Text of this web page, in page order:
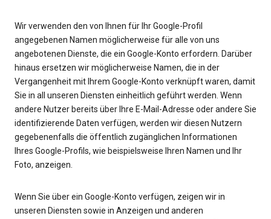
Wir verwenden den von Ihnen für Ihr Google-Profil
angegebenen Namen möglicherweise für alle von uns
angebotenen Dienste, die ein Google-Konto erfordern. Darüber
hinaus ersetzen wir möglicherweise Namen, die in der
Vergangenheit mit Ihrem Google-Konto verknüpft waren, damit
Sie in all unseren Diensten einheitlich geführt werden. Wenn
andere Nutzer bereits über Ihre E-Mail-Adresse oder andere Sie
identifizierende Daten verfügen, werden wir diesen Nutzern
gegebenenfalls die öffentlich zugänglichen Informationen
Ihres Google-Profils, wie beispielsweise Ihren Namen und Ihr
Foto, anzeigen.
Wenn Sie über ein Google-Konto verfügen, zeigen wir in
unseren Diensten sowie in Anzeigen und anderen